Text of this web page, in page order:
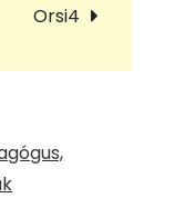
Orsi4